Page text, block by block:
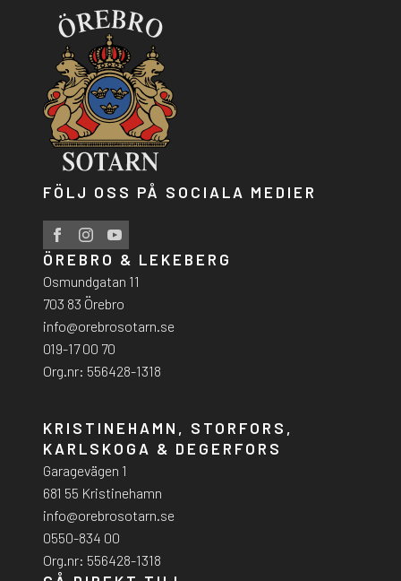
FÖLJ OSS PÅ SOCIALA MEDIER
ÖREBRO & LEKEBERG
Osmundgatan 11
703 83 Örebro
info@orebrosotarn.se
019-17 00 70
Org.nr: 556428-1318
KRISTINEHAMN, STORFORS,
KARLSKOGA & DEGERFORS
Garagevägen 1
681 55 Kristinehamn
info@orebrosotarn.se
0550-834 00
Org.nr: 556428-1318